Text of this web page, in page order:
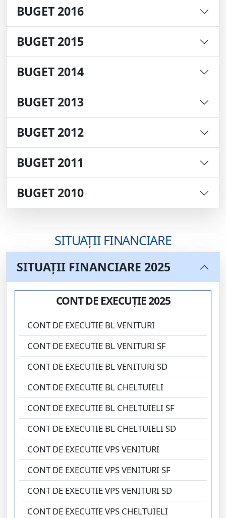
BUGET 2016
BUGET 2015
BUGET 2014
BUGET 2013
BUGET 2012
BUGET 2011
BUGET 2010
SITUAȚII FINANCIARE
SITUAȚII FINANCIARE 2025
CONT DE EXECUȚIE 2025
CONT DE EXECUTIE BL VENITURI
CONT DE EXECUTIE BL VENITURI SF
CONT DE EXECUTIE BL VENITURI SD
CONT DE EXECUTIE BL CHELTUIELI
CONT DE EXECUTIE BL CHELTUIELI SF
CONT DE EXECUTIE BL CHELTUIELI SD
CONT DE EXECUTIE VPS VENITURI
CONT DE EXECUTIE VPS VENITURI SF
CONT DE EXECUTIE VPS VENITURI SD
CONT DE EXECUTIE VPS CHELTUIELI